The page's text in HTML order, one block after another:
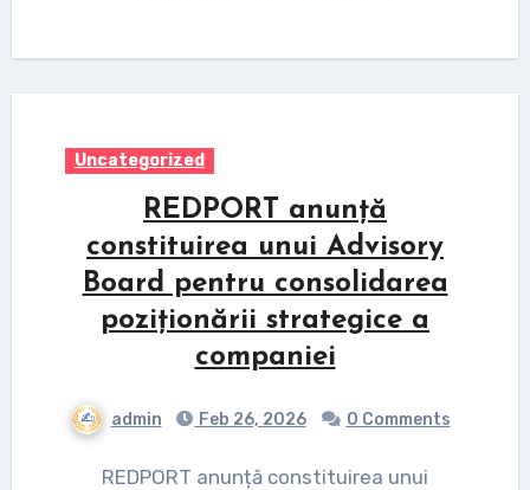
Uncategorized
REDPORT anunță
constituirea unui Advisory
Board pentru consolidarea
poziționării strategice a
companiei
admin Feb 26, 2026 0 Comments
REDPORT anunță constituirea unui